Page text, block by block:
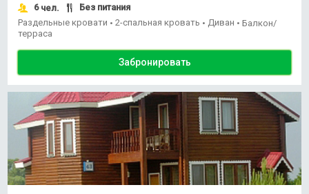
6чел.
Без питания
Раздельные кровати • 2-спальная кровать • Диван • Балкон/
терраса
Забронировать